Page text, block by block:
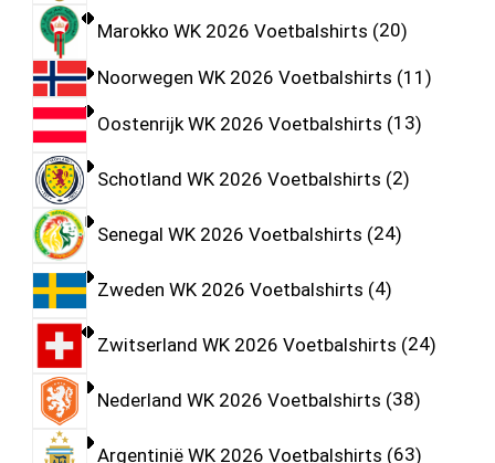
Marokko WK 2026 Voetbalshirts 20
Noorwegen WK 2026 Voetbalshirts 11
Oostenrijk WK 2026 Voetbalshirts 13
Schotland WK 2026 Voetbalshirts 2
Senegal WK 2026 Voetbalshirts 24
Zweden WK 2026 Voetbalshirts 4
Zwitserland WK 2026 Voetbalshirts 24
Nederland WK 2026 Voetbalshirts 38
Argentinië WK 2026 Voetbalshirts 63